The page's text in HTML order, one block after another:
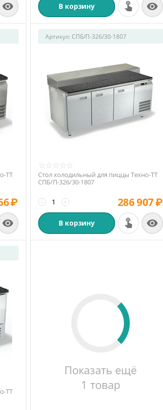
 В корзину 
ТТ
₽

Артикул: СПБ/П-326/30-1807
Стол холодильный для пиццы Техно-ТТ
СПБ/П-326/30-1807
+
− 286 907₽
В корзину 
ТТ
Показать ещё
1 товар